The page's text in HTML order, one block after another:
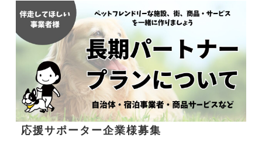
応援サポーター企業様募集